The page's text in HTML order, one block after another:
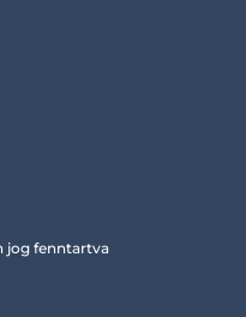
jog fenntartva